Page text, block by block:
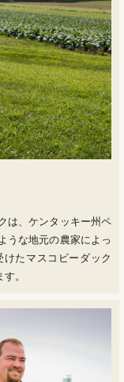
は、ケンタッキー州ペ
うな地元の農家によっ
たマスコビーダック
。